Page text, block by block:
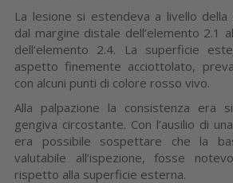
La lesione si estendeva a livello
dal margine distale dell’elemento 2.1
dell’elemento 2.4. La superficie
aspetto finemente acciottolato,
con alcuni punti di colore rosso vivo.
Alla palpazione la consistenza era
gengiva circostante. Con l’ausilio di
era possibile sospettare che la
valutabile all’ispezione, fosse
rispetto alla superficie esterna.